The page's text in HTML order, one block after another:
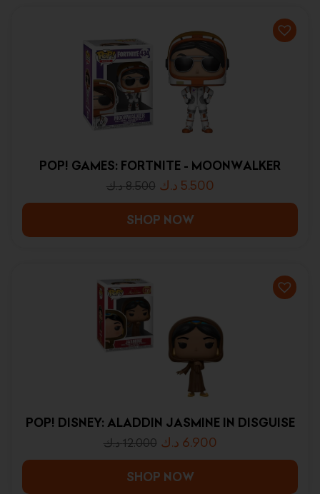
POP! GAMES: FORTNITE - MOONWALKER
8.500 د.ك 5.500 د.ك
SHOP NOW
POP! DISNEY: ALADDIN JASMINE IN DISGUISE
12.000 د.ك 6.900 د.ك
SHOP NOW